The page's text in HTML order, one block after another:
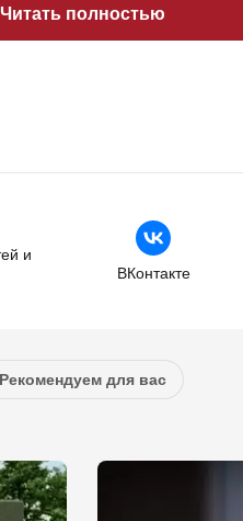
Читать полностью
и
ВКонтакте
Рекомендуем для вас